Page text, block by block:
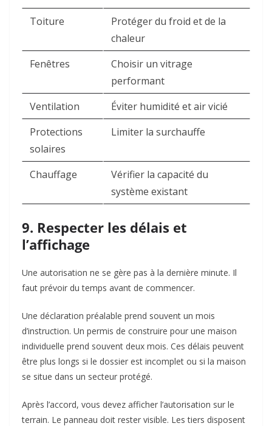
Toiture
Protéger du froid et de la
chaleur
Fenêtres
Choisir un vitrage
performant
Ventilation
Éviter humidité et air vicié
Protections
solaires
Limiter la surchauffe
Chauffage
Vérifier la capacité du
système existant
9. Respecter les délais et
l’affichage
Une autorisation ne se gère pas à la dernière minute. Il
faut prévoir du temps avant de commencer.
Une déclaration préalable prend souvent un mois
d’instruction. Un permis de construire pour une maison
individuelle prend souvent deux mois. Ces délais peuvent
être plus longs si le dossier est incomplet ou si la maison
se situe dans un secteur protégé.
Après l’accord, vous devez afficher l’autorisation sur le
terrain. Le panneau doit rester visible. Les tiers disposent